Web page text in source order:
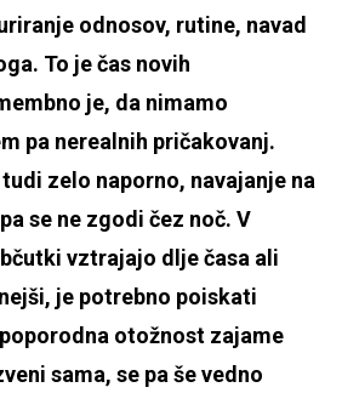
odnosov, rutine, navad
To je čas novih
je, da nimamo
pa nerealnih pričakovanj.
zelo naporno, navajanje na
se ne zgodi čez noč. V
vztrajajo dlje časa ali
je potrebno poiskati
otožnost zajame
sama, se pa še vedno